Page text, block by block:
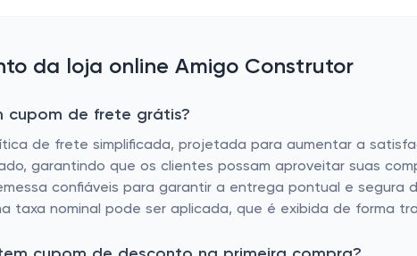
da loja online Amigo Construtor
cupom de frete grátis?
de frete simplificada, projetada para aumentar a
garantindo que os clientes possam aproveitar suas
confiáveis ​​para garantir a entrega pontual e segura
taxa nominal pode ser aplicada, que é exibida de forma